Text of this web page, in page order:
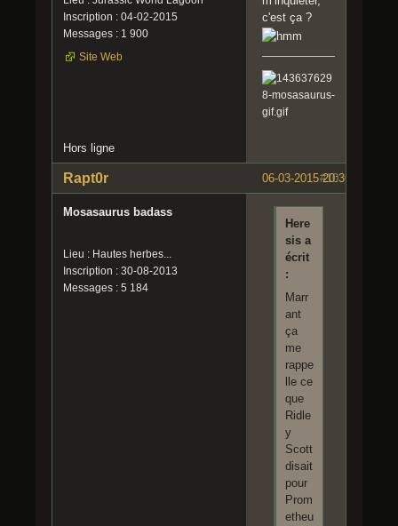
Inscription : 04-02-2015
Messages : 1 900
Site Web
c'est ça ?
Hors ligne
#10
06-03-2015 20:36:49
Rapt0r
Mosasaurus badass
Lieu : Hautes herbes...
Inscription : 30-08-2013
Messages : 5 184
Here
sis a
écrit
:
Marr
ant
ça
me
rappe
lle ce
que
Ridle
y
Scott
disait
pour
Prom
etheu